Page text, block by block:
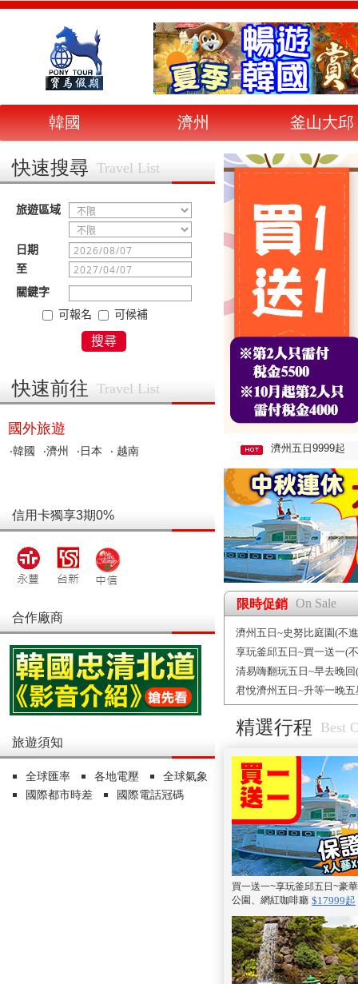
韓國 濟州 釜山大邱
快速搜尋 Travel List
快速前往 Travel List
國外旅遊
‧韓國 ‧濟州 ‧日本 ‧ 越南
信用卡獨享3期0%
合作廠商
旅遊須知
全球匯率 各地電壓
全球氣象
國際都市時差
國際電話冠碼
濟州五日9999起
限時促銷 On Sale
濟州五日~史努比庭園(不
享玩釜邱五日~買一送一(
清易嗨翻玩五日~早去晚
君悅濟州五日~升等一晚
精選行程 Best
買一送一~享玩釜邱五日~豪
公園、網紅咖啡廳 $17999起